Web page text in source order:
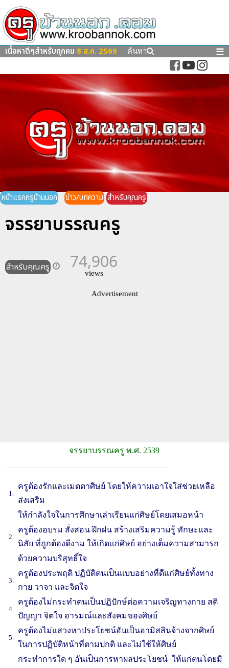
เนื้อหาดีๆสำหรับทุกคน 8 ส.ค. 2569 ค้นหา ☰
หน้าแรกครูบ้านนอก ข่าว/บทความ สำหรับคุณครู
จรรยาบรรณครู
สำหรับคุณครู 74,906
views
Advertisement
จรรยาบรรณครู พ.ศ. 2539
1.
ครูต้องรักและเมตตาศิษย์ โดยให้ความเอาใจใส่ช่วยเหลือ
ส่งเสริม
ให้กำลังใจในการศึกษาเล่าเรียนแก่ศิษยโดยเสมอหน้า
2.
ครูต้องอบรม สั่งสอน ฝึกฝน สร้างเสริมความรู้ ทักษะและ
นิสัย ที่ถูกต้องดีงาม ให้เกิดแก่ศิษย์ อย่างเต็มความสามารถ
ด้วยความบริสุทธิ์ใจ
3.
ครูต้องประพฤติ ปฏิบัติตนเป็นแบบอย่างที่ดีแก่ศิษย์ทั้งทาง
กาย วาจา และจิตใจ
4.
ครูต้องไม่กระทำตนเป็นปฏิปักษ์ต่อความเจริญทางกาย สติ
ปัญญา จิตใจ อารมณ์และสังคมของศิษย์
5.
ครูต้องไม่แสวงหาประโยชน์อันเป็นอามิสสินจ้างจากศิษย์
ในการปฏิบัติหน้าที่ตามปกติ และไม่ใช้ให้ศิษย์
กระทำการใด ๆ อันเป็นการหาผลประโยชน์ ให้แก่ตนโดยมิ